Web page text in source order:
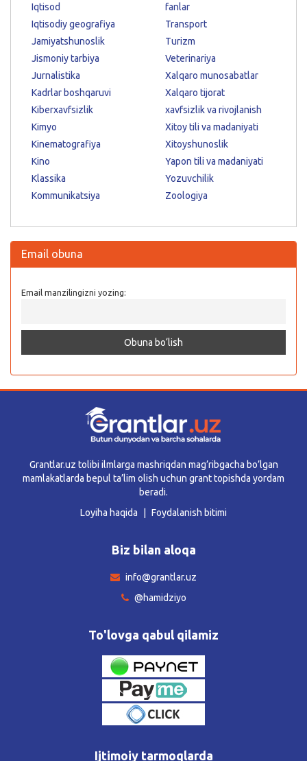
Iqtisod
Iqtisodiy geografiya
Jamiyatshunoslik
Jismoniy tarbiya
Jurnalistika
Kadrlar boshqaruvi
Kiberxavfsizlik
Kimyo
Kinematografiya
Kino
Klassika
Kommunikatsiya
fanlar
Transport
Turizm
Veterinariya
Xalqaro munosabatlar
Xalqaro tijorat
xavfsizlik va rivojlanish
Xitoy tili va madaniyati
Xitoyshunoslik
Yapon tili va madaniyati
Yozuvchilik
Zoologiya
Email obuna
Email manzilingizni yozing:
Grantlar.uz tolibi ilmlarga mashriqdan mag’ribgacha bo’lgan
mamlakatlarda bepul ta’lim olish uchun grant topishda yordam
beradi.
Loyiha haqida
Foydalanish bitimi
Biz bilan aloqa
info@grantlar.uz
@hamidziyo
To'lovga qabul qilamiz
Ijtimoiy tarmoqlarda